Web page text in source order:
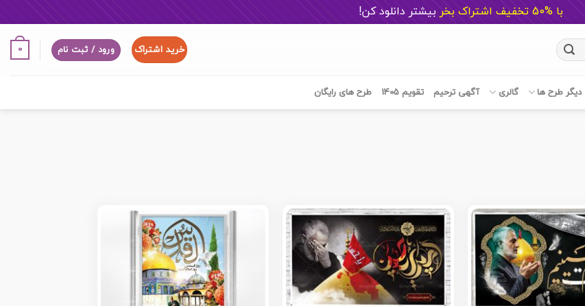
با %50 تخفیف اشتراک بخر بیشتر دانلود کن!
خرید اشتراک ورود / ثبت نام 0
دیگر طرح ها گالری آگهی ترحیم تقویم 1405 طرح های رایگان